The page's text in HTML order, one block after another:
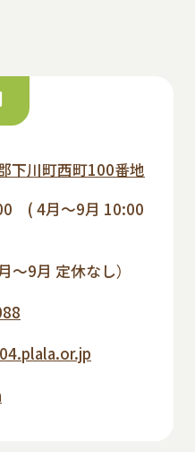
下川町西町100番地
00 ( 4月～9月 10:00
～9月 定休なし）